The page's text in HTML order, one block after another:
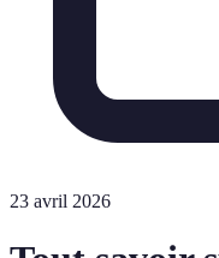
23 avril 2026